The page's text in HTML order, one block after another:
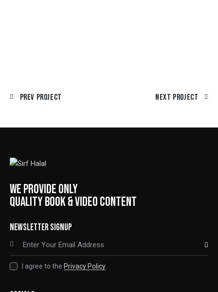
Prev Project Next Project
WE PROVIDE ONLY
QUALITY BOOK & VIDEO CONTENT
NEWSLETTER SIGNUP
SUBSCRIBE
I agree to the Privacy Policy